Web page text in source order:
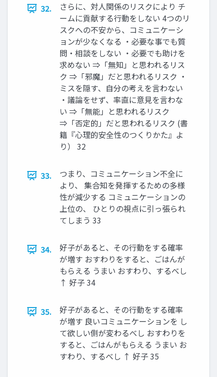
32.
さらに、対人関係のリスクにより チ
ームに貢献する行動をしない 4つのリ
スクへの不安から、コミュニケーシ
ョンが少なくなる ・必要な事でも質
問・相談をしない ・必要でも助けを
求めない ⇒「無知」と思われるリス
ク ⇒「邪魔」だと思われるリスク ・
ミスを隠す、自分の考えを言わない
・議論をせず、率直に意見を言わな
い ⇒「無能」と思われるリスク
⇒「否定的」だと思われるリスク (書
籍『心理的安全性のつくりかた』よ
り） 32
33.
つまり、コミュニケーション不全に
より、 集合知を発揮するための多様
性が減少する コミュニケーションの
上位の、 ひとりの視点に引っ張られ
てしまう 33
34.
好子があると、その行動をする確率
が増す おすわりをすると、ごはんが
もらえる うまい おすわり、するべし
↑ 好子 34
35.
好子があると、その行動をする確率
が増す 良いコミュニケーションを し
て欲しい側が変わるべし おすわりを
すると、ごはんがもらえる うまい お
すわり、するべし ↑ 好子 35